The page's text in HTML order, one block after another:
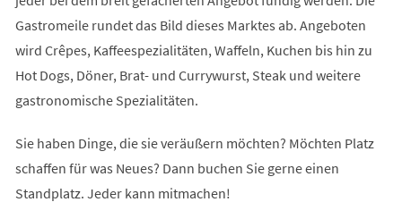
Gastromeile rundet das Bild dieses Marktes ab. Angeboten
wird Crêpes, Kaffeespezialitäten, Waffeln, Kuchen bis hin zu
Hot Dogs, Döner, Brat- und Currywurst, Steak und weitere
gastronomische Spezialitäten.
Sie haben Dinge, die sie veräußern möchten? Möchten Platz
schaffen für was Neues? Dann buchen Sie gerne einen
Standplatz. Jeder kann mitmachen!